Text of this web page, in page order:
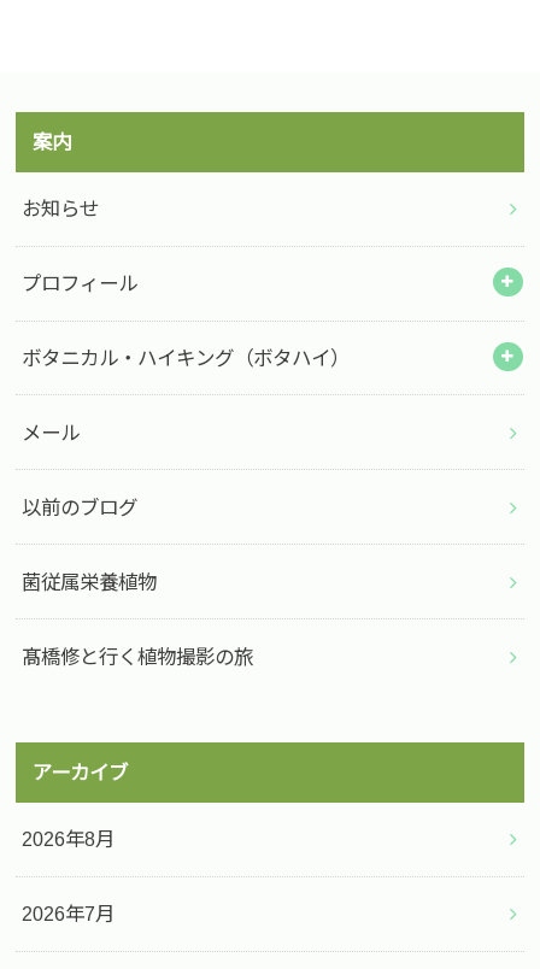
案内
お知らせ
プロフィール
ボタニカル・ハイキング（ボタハイ）
メール
以前のブログ
菌従属栄養植物
髙橋修と行く植物撮影の旅
アーカイブ
2026年8月
2026年7月